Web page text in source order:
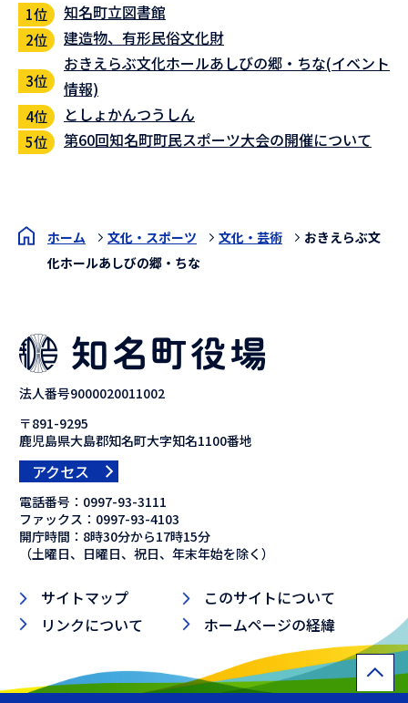
知名町立図書館
建造物、有形民俗文化財
おきえらぶ文化ホールあしびの郷・ちな(イベント
情報)
としょかんつうしん
第60回知名町町民スポーツ大会の開催について
ホーム 文化・スポーツ 文化・芸術
おきえらぶ文
化ホールあしびの郷・ちな
法人番号9000020011002
〒891-9295
鹿児島県大島郡知名町大字知名1100番地
アクセス
電話番号： 0997-93-3111
ファックス： 0997-93-4103
開庁時間：8時30分から17時15分
（土曜日、日曜日、祝日、年末年始を除く）
サイトマップ
このサイトについて
リンクについて
ホームページの経緯